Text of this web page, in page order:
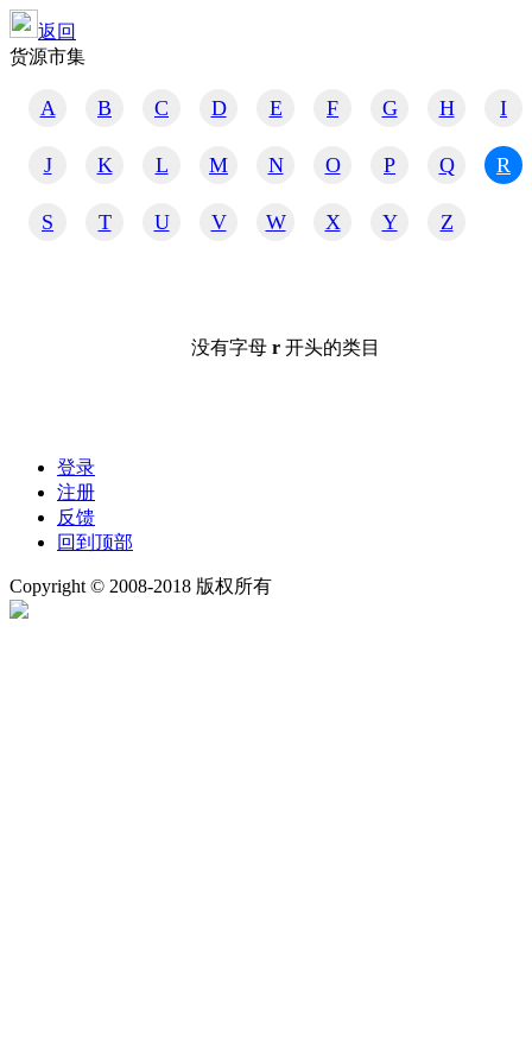
返回
货源市集
A B C D E F G H I
J K L M N O P Q R
S T U V W X Y Z
没有字母 r开头的类目
登录
注册
反馈
回到顶部
Copyright © 2008-2018 版权所有